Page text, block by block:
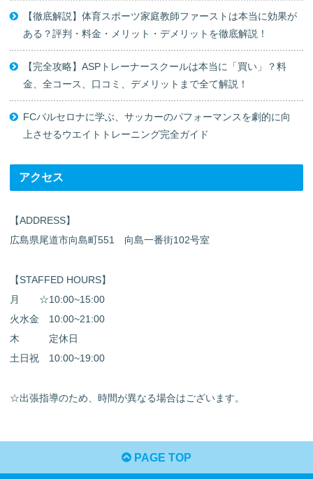
【徹底解説】体育スポーツ家庭教師ファーストは本当に効果が
ある？評判・料金・メリット・デメリットを徹底解説！
【完全攻略】ASPトレーナースクールは本当に「買い」？料
金、全コース、口コミ、デメリットまで全て解説！
FCバルセロナに学ぶ、サッカーのパフォーマンスを劇的に向
上させるウエイトトレーニング完全ガイド
アクセス
【ADDRESS】
広島県尾道市向島町551 向島一番街102号室
【STAFFED HOURS】
月 ☆10:00~15:00
火水金 10:00~21:00
木 定休日
土日祝 10:00~19:00
☆出張指導のため、時間が異なる場合はございます。
PAGE TOP